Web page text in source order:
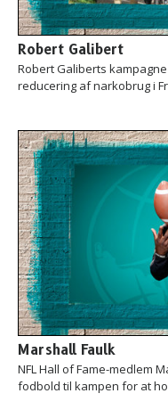
Robert Galibert
Robert Galiberts
reducering af narkobrug i
Marshall Faulk
NFL Hall of Fame-medlem
fodbold til kampen for at